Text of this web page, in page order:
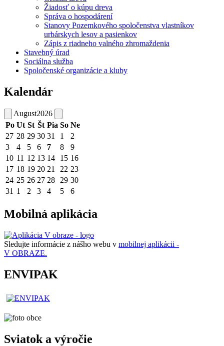
Žiadosť o kúpu dreva
Správa o hospodárení
Stanovy Pozemkového spoločenstva vlastníkov
urbárskych lesov a pasienkov
Zápis z riadneho valného zhromaždenia
Stavebný úrad
Sociálna služba
Spoločenské organizácie a kluby
Kalendár
August2026
Po Ut St Št Pia So Ne
27 28 29 30 31 1
2
3
4 5 6 7 8
9
10 11 12 13 14 15 16
17 18 19 20 21 22 23
24 25 26 27 28 29 30
31 1 2 3 4 5 6
Mobilná aplikácia
Sledujte informácie z nášho webu v mobilnej aplikácii -
V OBRAZE.
ENVIPAK
Sviatok a výročie